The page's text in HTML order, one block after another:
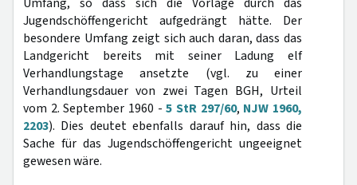
Jugendschöffengericht aufgedrängt hätte. Der
besondere Umfang zeigt sich auch daran, dass das
Landgericht bereits mit seiner Ladung elf
Verhandlungstage ansetzte (vgl. zu einer
Verhandlungsdauer von zwei Tagen BGH, Urteil
vom 2. September 1960 -5 StR 297/60, NJW 1960,
2203). Dies deutet ebenfalls darauf hin, dass die
Sache für das Jugendschöffengericht ungeeignet
gewesen wäre.